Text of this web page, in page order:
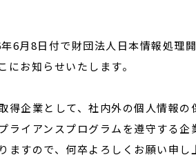
6月8日付で財団法人日本情報処理
お知らせいたします。
得企業として、社内外の個人情報の
ライアンスプログラムを遵守する
ますので、何卒よろしくお願い申し
閉じる